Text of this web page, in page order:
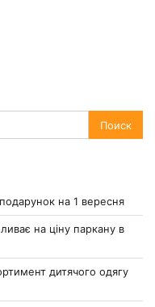
на 1 вересня
на ціну паркану в
дитячого одягу